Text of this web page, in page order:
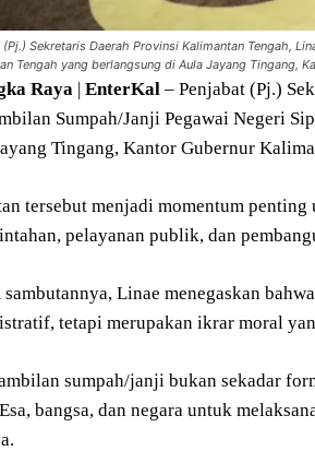
(Pj.) Sekretaris Daerah Provinsi Kalimantan Tengah,
Tengah yang berlangsung di Aula Jayang Tingang,
Raya | EnterKal – Penjabat (Pj.)
Sumpah/Janji Pegawai Negeri
Tingang, Kantor Gubernur
tersebut menjadi momentum
pelayanan publik, dan
sambutannya, Linae menegaskan
tetapi merupakan ikrar moral
sumpah/janji bukan sekadar
bangsa, dan negara untuk